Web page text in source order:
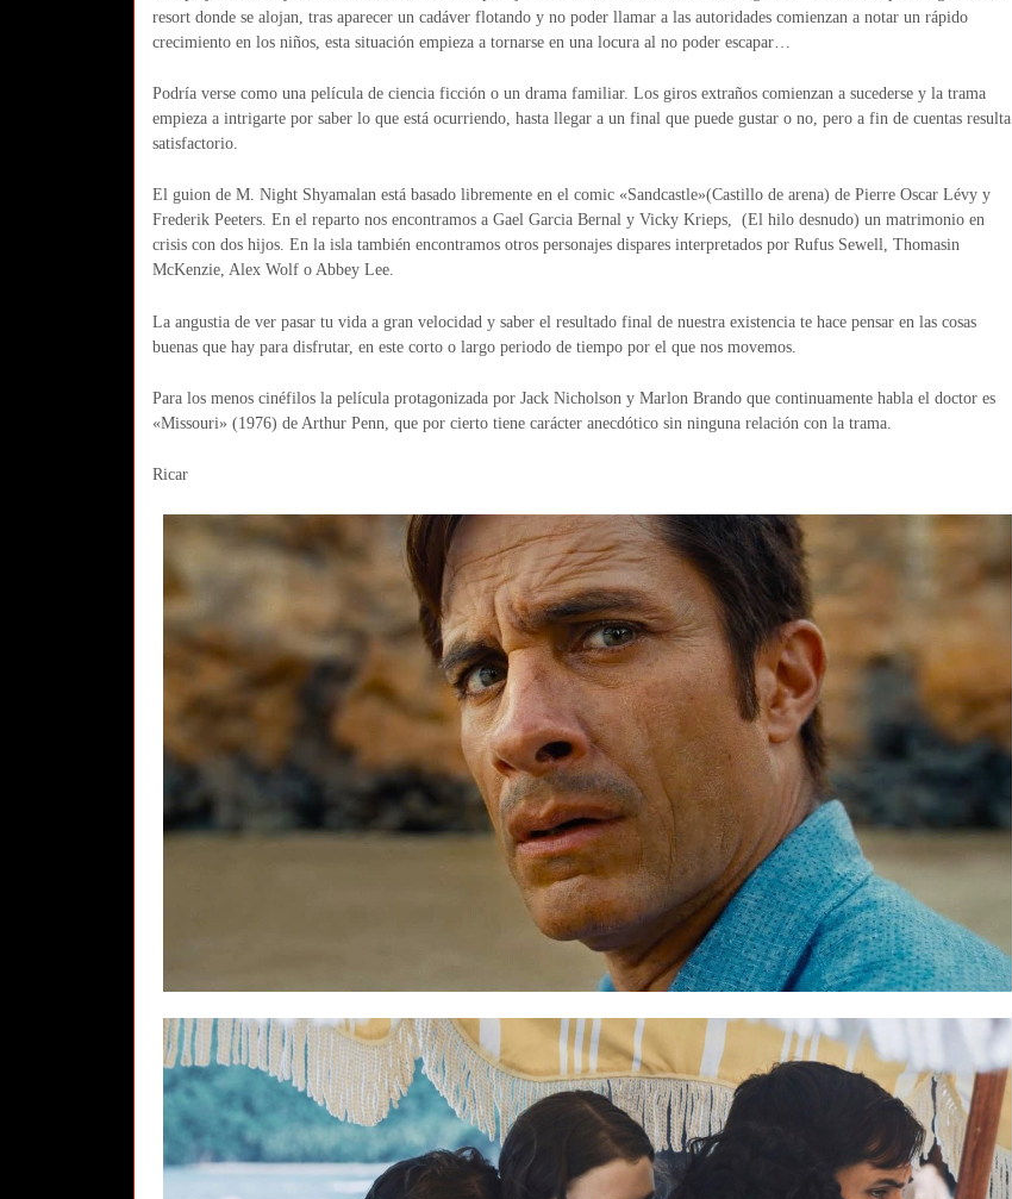
resort donde se alojan, tras aparecer un cadáver flotando y no poder llamar a las autoridades comienzan a notar un rápido
crecimiento en los niños, esta situación empieza a tornarse en una locura al no poder escapar…
Podría verse como una película de ciencia ficción o un drama familiar. Los giros extraños comienzan a sucederse y la trama
empieza a intrigarte por saber lo que está ocurriendo, hasta llegar a un final que puede gustar o no, pero a fin de cuentas resulta
satisfactorio.
El guion de M. Night Shyamalan está basado libremente en el comic «Sandcastle»(Castillo de arena) de Pierre Oscar Lévy y
Frederik Peeters. En el reparto nos encontramos a Gael Garcia Bernal y Vicky Krieps, (El hilo desnudo) un matrimonio en
crisis con dos hijos. En la isla también encontramos otros personajes dispares interpretados por Rufus Sewell, Thomasin
McKenzie, Alex Wolf o Abbey Lee.
La angustia de ver pasar tu vida a gran velocidad y saber el resultado final de nuestra existencia te hace pensar en las cosas
buenas que hay para disfrutar, en este corto o largo periodo de tiempo por el que nos movemos.
Para los menos cinéfilos la película protagonizada por Jack Nicholson y Marlon Brando que continuamente habla el doctor es
«Missouri» (1976) de Arthur Penn, que por cierto tiene carácter anecdótico sin ninguna relación con la trama.
Ricar